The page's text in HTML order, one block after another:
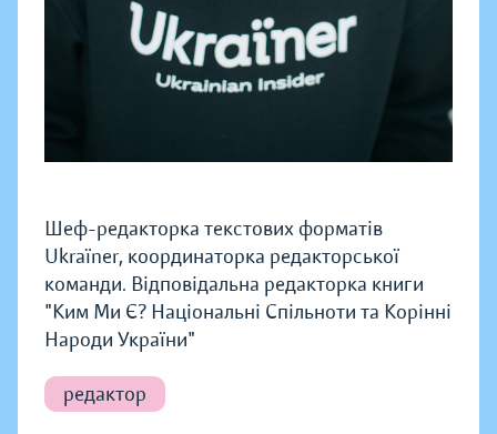
Шеф-редакторка текстових форматів
Ukraїner, координаторка редакторської
команди. Відповідальна редакторка книги
"Ким Ми Є? Національні Спільноти та Корінні
Народи України"
редактор